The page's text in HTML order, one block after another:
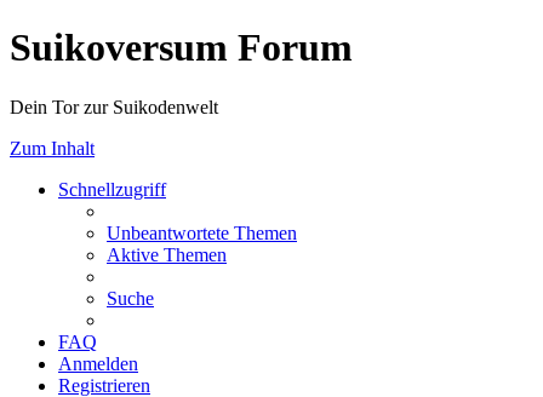
Suikoversum Forum
Dein Tor zur Suikodenwelt
Zum Inhalt
Schnellzugriff
Unbeantwortete Themen
Aktive Themen
Suche
FAQ
Anmelden
Registrieren